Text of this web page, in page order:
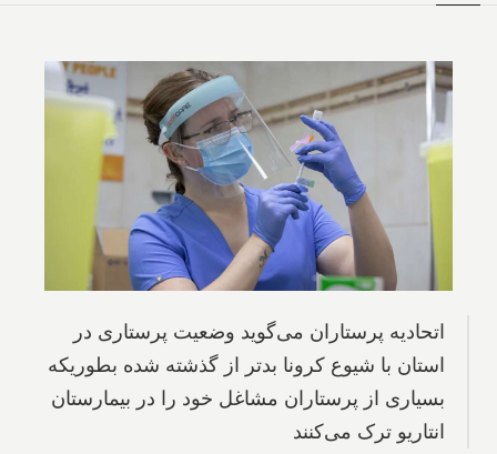
اتحادیه پرستاران می‌گوید وضعیت پرستاری در
استان با شیوع کرونا بدتر از گذشته شده بطوریکه
بسیاری از پرستاران مشاغل خود را در بیمارستان
انتاریو ترک می‌کنند